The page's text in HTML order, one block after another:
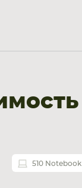
510 Notebook